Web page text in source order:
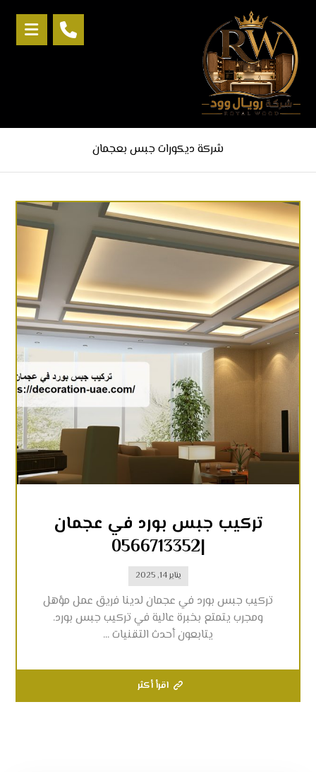
شركة ديكورات جبس بعجمان
تركيب جبس بورد في عجمان
|0566713352
يناير 14, 2025
تركيب جبس بورد في عجمان لدينا فريق عمل مؤهل
ومجرب يتمتع بخبرة عالية في تركيب جبس بورد.
يتابعون أحدث التقنيات ...
اقرأ أكثر